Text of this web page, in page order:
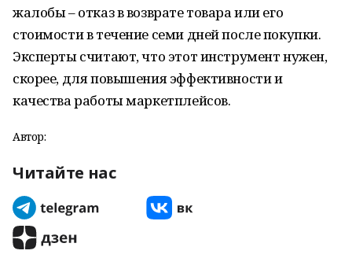
жалобы – отказ в возврате товара или его
стоимости в течение семи дней после покупки.
Эксперты считают, что этот инструмент нужен,
скорее, для повышения эффективности и
качества работы маркетплейсов.
Автор:
Читайте нас